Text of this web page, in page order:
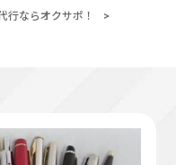
行ならオクサポ！
>